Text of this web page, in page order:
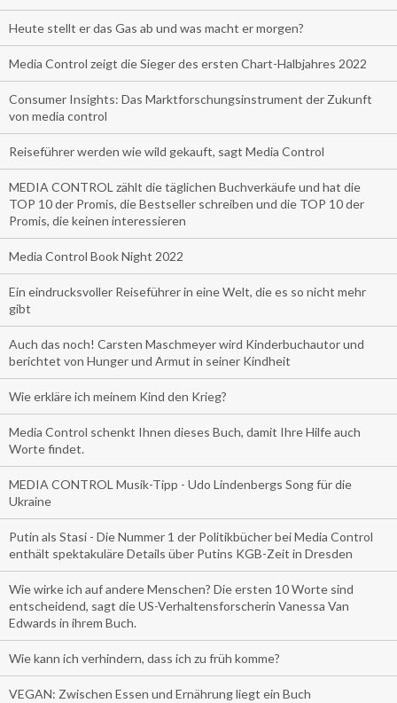
Heute stellt er das Gas ab und was macht er morgen?
Media Control zeigt die Sieger des ersten Chart-Halbjahres 2022
Consumer Insights: Das Marktforschungsinstrument der Zukunft
von media control
Reiseführer werden wie wild gekauft, sagt Media Control
MEDIA CONTROL zählt die täglichen Buchverkäufe und hat die
TOP 10 der Promis, die Bestseller schreiben und die TOP 10 der
Promis, die keinen interessieren
Media Control Book Night 2022
Ein eindrucksvoller Reiseführer in eine Welt, die es so nicht mehr
gibt
Auch das noch! Carsten Maschmeyer wird Kinderbuchautor und
berichtet von Hunger und Armut in seiner Kindheit
Wie erkläre ich meinem Kind den Krieg?
Media Control schenkt Ihnen dieses Buch, damit Ihre Hilfe auch
Worte findet.
MEDIA CONTROL Musik-Tipp - Udo Lindenbergs Song für die
Ukraine
Putin als Stasi - Die Nummer 1 der Politikbücher bei Media Control
enthält spektakuläre Details über Putins KGB-Zeit in Dresden
Wie wirke ich auf andere Menschen? Die ersten 10 Worte sind
entscheidend, sagt die US-Verhaltensforscherin Vanessa Van
Edwards in ihrem Buch.
Wie kann ich verhindern, dass ich zu früh komme?
VEGAN: Zwischen Essen und Ernährung liegt ein Buch